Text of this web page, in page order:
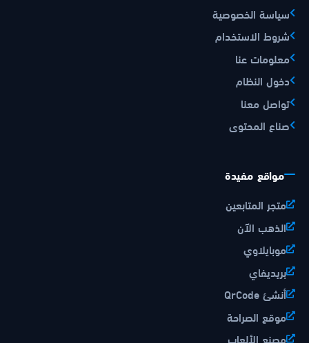
سياسة الخصوصية
شروط الاستخدام
معلومات عنا
دخول النظام
تواصل معنا
صناع المحتوى
مواقع مفيدة
متجر المتابعين
الذهب الآن
موبايلاوي
بريديفاي
أنشئ QrCode
موقع الصراحة
مصنع الألعاب